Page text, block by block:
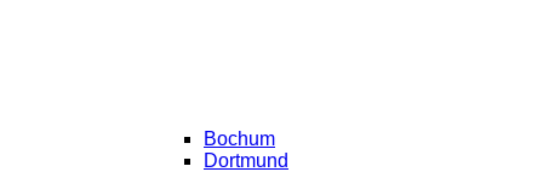
Bochum
Dortmund